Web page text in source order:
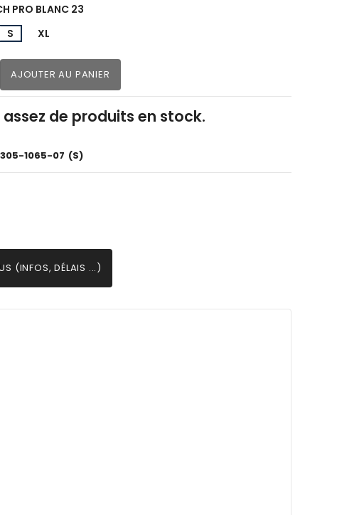
PRO BLANC 23
S XL
AJOUTER AU PANIER
assez de produits en stock.
1065-07 (S)
(INFOS, DÉLAIS ...)